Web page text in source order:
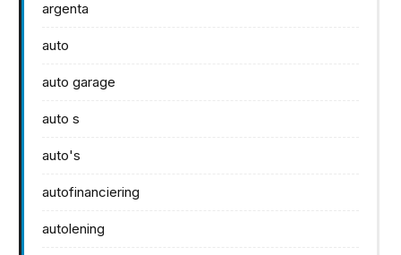
argenta
auto
auto garage
auto s
auto's
autofinanciering
autolening